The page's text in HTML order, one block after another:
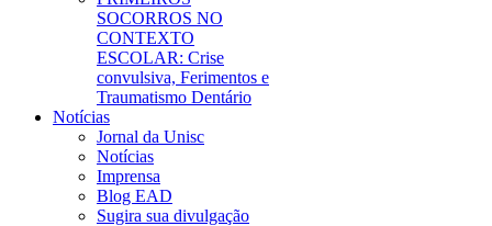
SOCORROS NO
CONTEXTO
ESCOLAR: Crise
convulsiva, Ferimentos e
Traumatismo Dentário
Notícias
Jornal da Unisc
Notícias
Imprensa
Blog EAD
Sugira sua divulgação